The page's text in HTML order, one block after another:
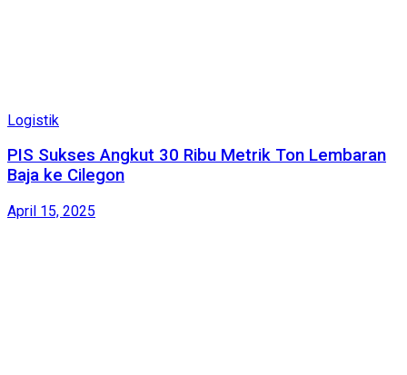
Logistik
PIS Sukses Angkut 30 Ribu Metrik Ton Lembaran
Baja ke Cilegon
April 15, 2025